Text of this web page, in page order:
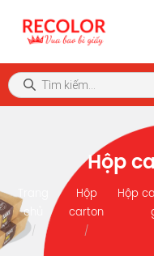
Hộp
chủ
Hộp
carton
Hộp